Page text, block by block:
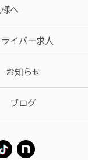
へ
ライバー求人
お知らせ
ブログ